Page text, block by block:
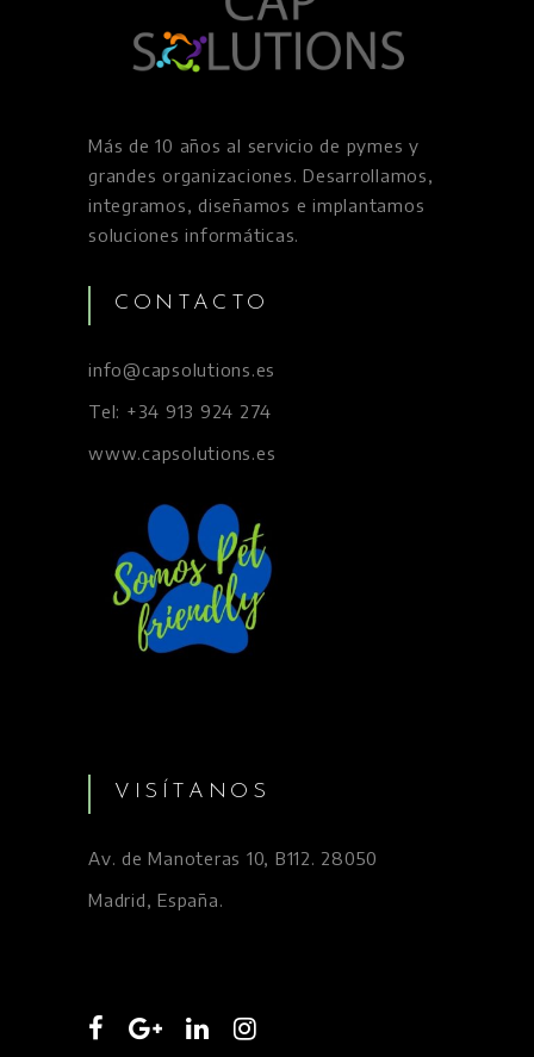
Más de 10 años al servicio de pymes y
grandes organizaciones. Desarrollamos,
integramos, diseñamos e implantamos
soluciones informáticas.
CONTACTO
info@capsolutions.es
Tel: +34 913 924 274
www.capsolutions.es
VISÍTANOS
Av. de Manoteras 10, B112. 28050
Madrid, España.